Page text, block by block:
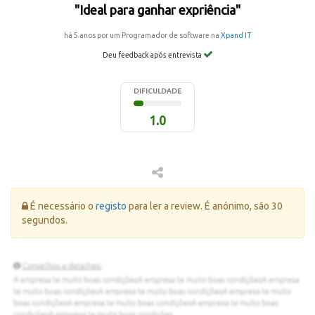
"Ideal para ganhar expriência"
há 5 anos por um Programador de software na Xpand IT
Deu feedback após entrevista
DIFICULDADE
1.0
Erro:
É necessário o registo para ler a review. É anónimo, são 30
segundos.